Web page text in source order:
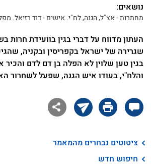
נושאים:
מחתרות - אצ"ל, הגנה, לח"י. אישים - דוד רזיאל.
העתון מדווח על דברי בגין בוועידת חרות
שגרירה של ישראל בקפריסין ובקניה,
בגין טען שלוין לא הפלה בן דם לדם
והלח"י, בעודו איש הגנה, שפעל לשחרור

ציטוטים נבחרים מהמאמר
חיפוש חדש